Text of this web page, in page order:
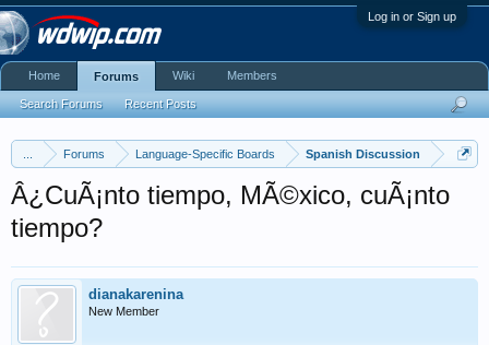
Log in or Sign up
Forums Language-Specific Boards Spanish Discussion
Â¿CuÃ¡nto tiempo, MÃ©xico, cuÃ¡nto
tiempo?
dianakarenina
New Member
Home Forums
Search Forums Recent Posts
Wiki Members